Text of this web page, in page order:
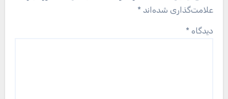
علامت‌گذاری شده‌اند *
دیدگاه *